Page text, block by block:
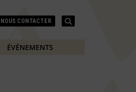
NOUS CONTACTER
ÉVÉNEMENTS